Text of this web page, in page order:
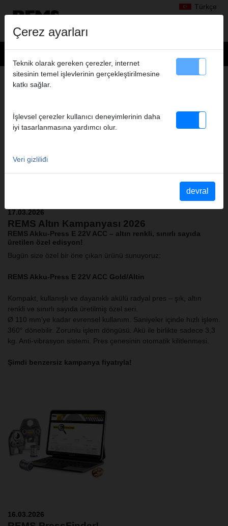
Türkçe
YENILIKLER
17.03.2026
REMS Altın Kampanyası 2026
REMS Akku-Press E 22V ACC – altın renkli, sınırlı sayıda
üretilen özel edisyon!
Bugün size özel bir öne çıkan ürünü sunuyoruz:
REMS Akku-Press E 22V ACC Gold/Altin
Kompakt, kullanışlı ve dayanıklı akülü radyal pres – şık, altın
renkli ve sınırlı sayıda üretilmiş özel seri.
Ø 110 mm’ye kadar evrensel kullanım. Saniyeler içinde hızlı işlem.
360° dönebilir. Zorunlu işlem döngüsü. Akü ile birlikte sadece 3,3
kg. Anti-vibrasyon sistemi. Pres çenesinin otomatik kilitlenmesi.
Şimdi benzersiz kampanya fiyatıyla!
16.03.2026
Çerez ayarları
Teknik olarak gereken çerezler, internet
sitesinin temel işlevlerinin gerçekleştirilmesine
katkı sağlar.
İşlevsel çerezler kullanıcı deneyimlerinin daha
iyi tasarlanmasına yardımcı olur.
Veri gizliliđi
devral